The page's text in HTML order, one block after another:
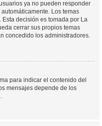
ya no pueden responder
Los temas
decisión es tomada por La
cerrar sus propios temas
concedido los administradores.
para indicar el contenido del
mensajes depende de los